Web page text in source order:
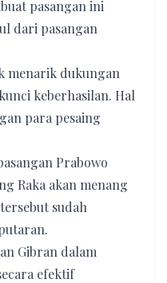
pasangan ini
dari pasangan
menarik dukungan
keberhasilan. Hal
para pesaing
Prabowo
Raka akan menang
sudah
Gibran dalam
efektif